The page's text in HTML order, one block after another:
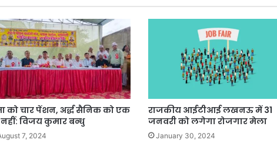
क
,
क
हा
ह
म
द
बा
व
में
को चार पेंशन, अर्द्ध सैनिक को एक
नहीं: विजय कुमार बन्धु
7, 2024
राजकीय आईटीआई लखनऊ में 31
जनवरी को लगेगा रोजगार मेला
January 30, 2024